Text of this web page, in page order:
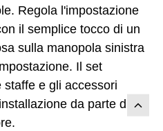
Regola l'impostazione
il semplice tocco di un
sulla manopola sinistra
Il set
e gli accessori
da parte di un